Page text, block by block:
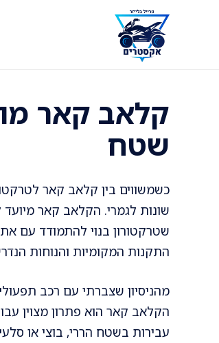
קלאב קאר
שטח
כשמשווים בין קלאב קאר
שונות לגמרי. הקלאב קאר מיועד
שטרקטורון בנוי להתמודד עם
התקנות המקומיות והנוחות
מהניסיון שצברתי עם רכב
הקלאב קאר הוא פתרון מצוין
עבירות בשטח הררי, בוצי או